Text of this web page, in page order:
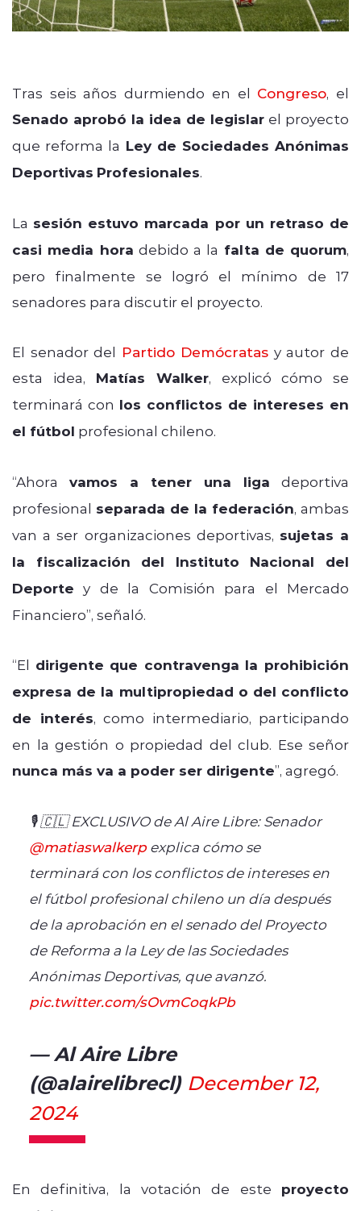
Tras seis años durmiendo en el Congreso, el
Senado aprobó la idea de legislar el proyecto
que reforma la Ley de Sociedades Anónimas
Deportivas Profesionales.
La sesión estuvo marcada por un retraso de
casi media hora debido a la falta de quorum,
pero finalmente se logró el mínimo de 17
senadores para discutir el proyecto.
El senador del Partido Demócratas y autor de
esta idea, Matías Walker, explicó cómo se
terminará con los conflictos de intereses en
el fútbol profesional chileno.
“Ahora vamos a tener una liga deportiva
profesional separada de la federación, ambas
van a ser organizaciones deportivas, sujetas a
la fiscalización del Instituto Nacional del
Deporte y de la Comisión para el Mercado
Financiero”, señaló.
“El dirigente que contravenga la prohibición
expresa de la multipropiedad o del conflicto
de interés, como intermediario, participando
en la gestión o propiedad del club. Ese señor
nunca más va a poder ser dirigente”, agregó.
🎙️ 🇨🇱 EXCLUSIVO de Al Aire Libre: Senador
@matiaswalkerpexplica cómo se
terminará con los conflictos de intereses en
el fútbol profesional chileno un día después
de la aprobación en el senado del Proyecto
de Reforma a la Ley de las Sociedades
Anónimas Deportivas, que avanzó.
pic.twitter.com/sOvmCoqkPb
— Al Aire Libre
(@alairelibrecl) December 12,
2024
En definitiva, la votación de este proyecto